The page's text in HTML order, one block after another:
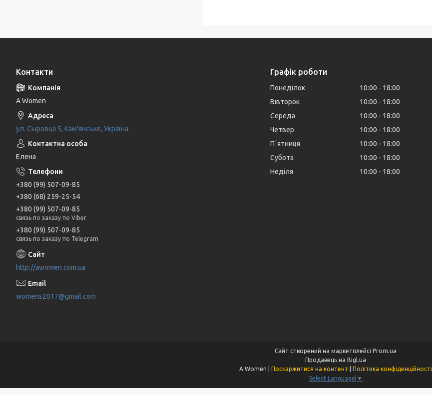
Контакти
A Women
ул. Сыровца 5, Кам'янське, Україна
Елена
+380 (99) 507-09-85
+380 (68) 259-25-54
+380 (99) 507-09-85
связь по заказу по Viber
+380 (99) 507-09-85
связь по заказу по Telegram
http://awomen.com.ua
womens2017@gmail.com
Графік роботи
Понеділок 10:00
18:00
Вівторок
10:00
18:00
Середа
10:00
18:00
Четвер
10:00
18:00
Пʼятниця
10:00
18:00
Субота
10:00
18:00
Неділя
10:00 18:00
Сайт створений на маркетплейсі Prom.ua
Продавець на Bigl.ua
Поскаржитися на контент
Політика конфіденційності
Select Language ▼